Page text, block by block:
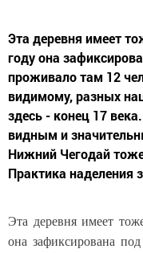
Эта деревня имеет
году она
проживало там 12
видимому, разных
здесь - конец 17
видным и
Нижний Чегодай
Практика наделения
Эта деревня имеет
она зафиксирована